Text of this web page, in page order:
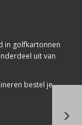
in golfkartonnen
uit van
bestel je